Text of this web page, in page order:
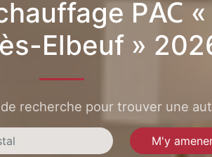
PAC
Elbeuf »
recherche pour trouver une
M'y